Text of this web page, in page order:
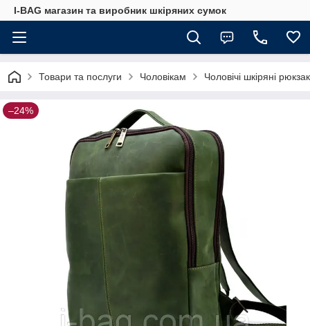
I-BAG магазин та виробник шкіряних сумок
Товари та послуги Чоловікам Чоловічі шкіряні
–24%